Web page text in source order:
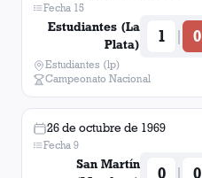
Fecha 15
Estudiantes (La
Plata)
1 | 0
Estudiantes (lp)
Campeonato Nacional
26 de octubre de 1969
Fecha 9
San Martín
0 | 0